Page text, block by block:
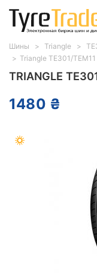
TRIANGLE
1480 ₴
Шины Triangle
Triangle TE301/